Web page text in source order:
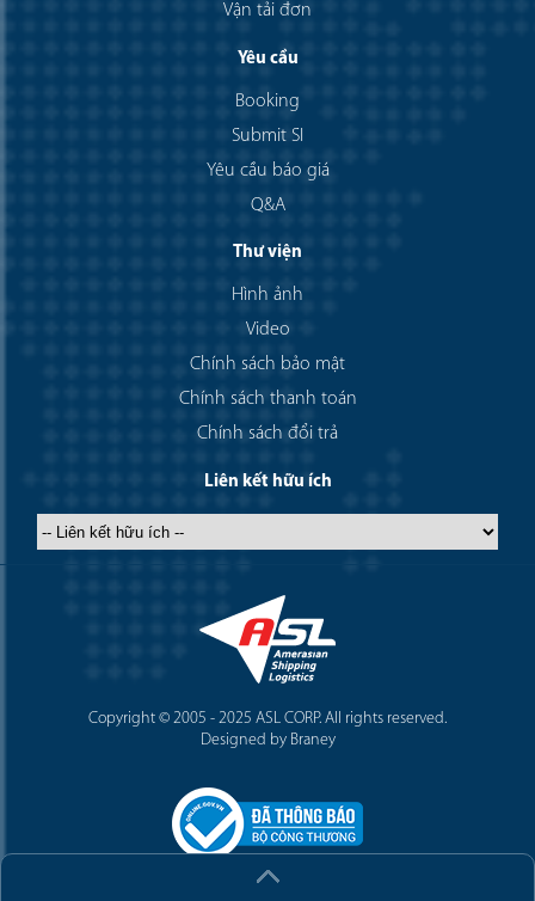
Vận tải đơn
Yêu cầu
Booking
Submit SI
Yêu cầu báo giá
Q&A
Thư viện
Hình ảnh
Video
Chính sách bảo mật
Chính sách thanh toán
Chính sách đổi trả
Liên kết hữu ích
Copyright © 2005 - 2025 ASL CORP. All rights reserved.
Designed by Braney